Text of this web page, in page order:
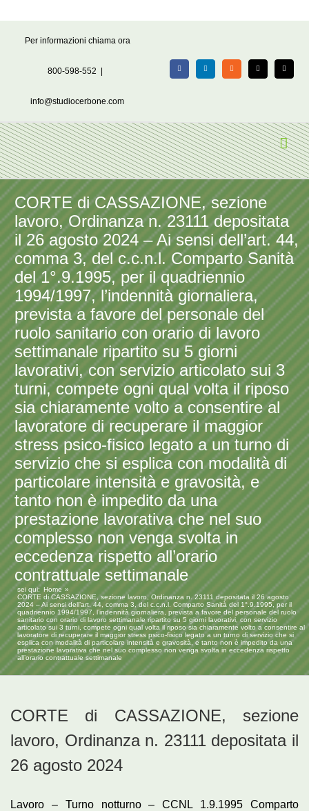
Per informazioni chiama ora
800-598-552
info@studiocerbone.com
FacebookLinkedIn Rss X Email
CORTE di CASSAZIONE, sezione
lavoro, Ordinanza n. 23111 depositata
il 26 agosto 2024 – Ai sensi dell’art. 44,
comma 3, del c.c.n.l. Comparto Sanità
del 1°.9.1995, per il quadriennio
1994/1997, l’indennità giornaliera,
prevista a favore del personale del
ruolo sanitario con orario di lavoro
settimanale ripartito su 5 giorni
lavorativi, con servizio articolato sui 3
turni, compete ogni qual volta il riposo
sia chiaramente volto a consentire al
lavoratore di recuperare il maggior
stress psico-fisico legato a un turno di
servizio che si esplica con modalità di
particolare intensità e gravosità, e
tanto non è impedito da una
prestazione lavorativa che nel suo
complesso non venga svolta in
eccedenza rispetto all’orario
contrattuale settimanale
sei qui:
Home
CORTE di CASSAZIONE, sezione lavoro, Ordinanza n. 23111 depositata il 26 agosto
2024 – Ai sensi dell’art. 44, comma 3, del c.c.n.l. Comparto Sanità del 1°.9.1995, per il
quadriennio 1994/1997, l’indennità giornaliera, prevista a favore del personale del ruolo
sanitario con orario di lavoro settimanale ripartito su 5 giorni lavorativi, con servizio
articolato sui 3 turni, compete ogni qual volta il riposo sia chiaramente volto a consentire al
lavoratore di recuperare il maggior stress psico-fisico legato a un turno di servizio che si
esplica con modalità di particolare intensità e gravosità, e tanto non è impedito da una
prestazione lavorativa che nel suo complesso non venga svolta in eccedenza rispetto
all’orario contrattuale settimanale
CORTE di CASSAZIONE, sezione
lavoro, Ordinanza n. 23111 depositata il
26 agosto 2024
Lavoro – Turno notturno – CCNL 1.9.1995 Comparto